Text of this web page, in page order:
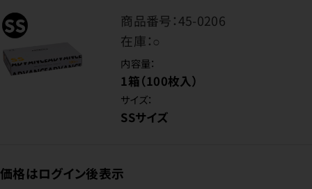
商品番号：45-0206
在庫：○
内容量：
1箱（100枚入）
サイズ：
SSサイズ
価格はログイン後表示